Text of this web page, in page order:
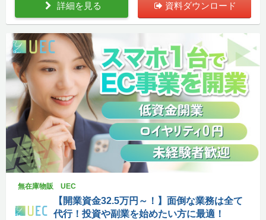
詳細を見る 資料ダウンロード
無在庫物販 UEC
【開業資金32.5万円～！】面倒な業務は全て
代行！投資や副業を始めたい方に最適！